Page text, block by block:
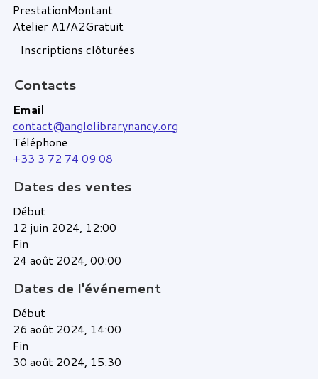
PrestationMontant
Atelier A1/A2Gratuit
Inscriptions clôturées
Contacts
Email
contact@anglolibrarynancy.org
Téléphone
+33 3 72 74 09 08
Dates des ventes
Début
12 juin 2024, 12:00
Fin
24 août 2024, 00:00
Dates de l'événement
Début
26 août 2024, 14:00
Fin
30 août 2024, 15:30